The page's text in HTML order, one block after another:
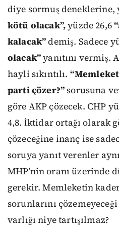
diye sormuş deneklerine,
kötü olacak”,yüzde 26,6
kalacak”demiş. Sadece
olacak”yanıtını vermiş.
hayli sıkıntılı.
parti çözer?”sorusuna
göre AKP çözecek. CHP
4,8. İktidar ortağı olarak
çözeceğine inanç ise
soruya yanıt verenler
MHP’nin oranı üzerinde
gerekir. Memleketin
sorunlarını
varlığı niye tartışılmaz?